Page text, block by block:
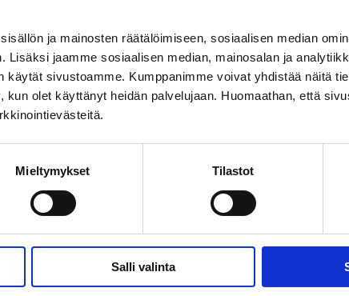
ja mainosten räätälöimiseen, sosiaalisen median
Lisäksi jaamme sosiaalisen median, mainosalan ja
käytät sivustoamme. Kumppanimme voivat yhdistää näitä
kun olet käyttänyt heidän palvelujaan. Huomaathan, että
Mieltymykset Tilastot
Salli valinta